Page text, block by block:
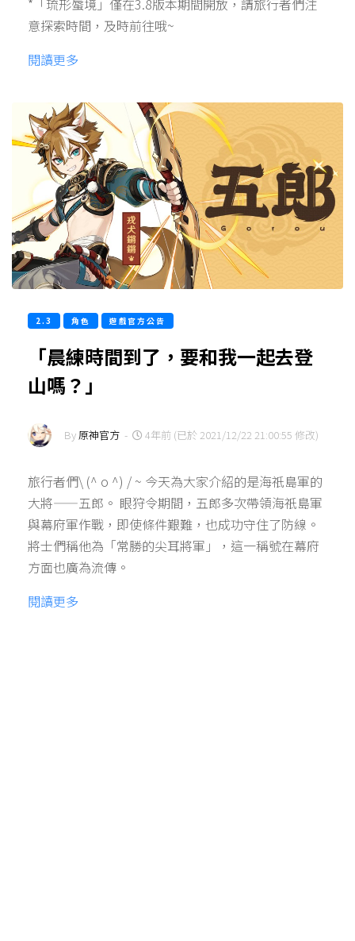
意探索時間，及時前往哦~
閱讀更多
2.3 角色 遊戲官方公告
「晨練時間到了，要和我一起去登
山嗎？」
By 原神官方 - 4年前 (已於 2021/12/22 21:00:55 修改)
旅行者們\ (^ o ^) / ~ 今天為大家介紹的是海祇島軍的
大將——五郎。 眼狩令期間，五郎多次帶領海祇島軍
與幕府軍作戰，即使條件艱難，也成功守住了防線。
將士們稱他為「常勝的尖耳將軍」，這一稱號在幕府
方面也廣為流傳。
閱讀更多